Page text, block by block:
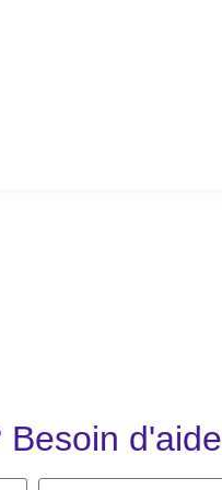
Besoin